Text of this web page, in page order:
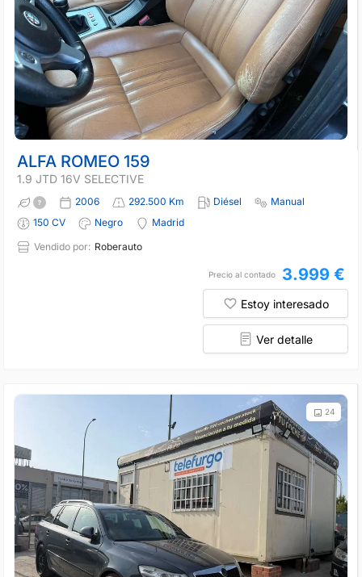
ALFA ROMEO 159
1.9 JTD 16V SELECTIVE
2006 292.500 Km Diésel
Manual
150 CV
Negro
Madrid
Vendido por: Roberauto
Precio al contado 3.999 €
Estoy interesado
Ver detalle
24